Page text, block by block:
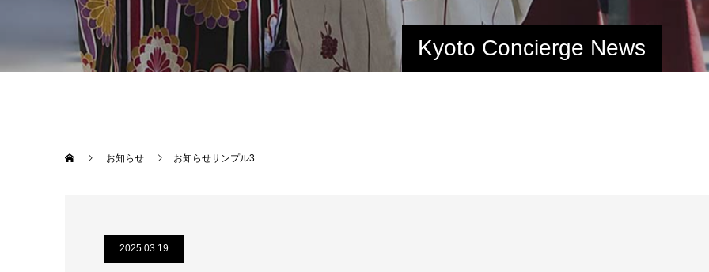
Kyoto Concierge News
お知らせ お知らせサンプル3
2025.03.19